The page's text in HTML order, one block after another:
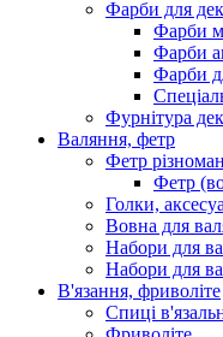
Фарби для
Фарби
Фарби
Фарби
Фурнітура
Валяння, фетр
Фетр
Фетр
Голки,
Вовна для
Набори для
Набори для
В'язання, фриволіте
Спиці